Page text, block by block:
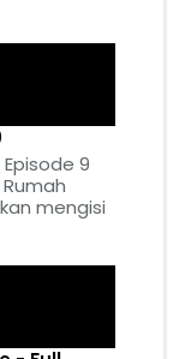
9
mengisi